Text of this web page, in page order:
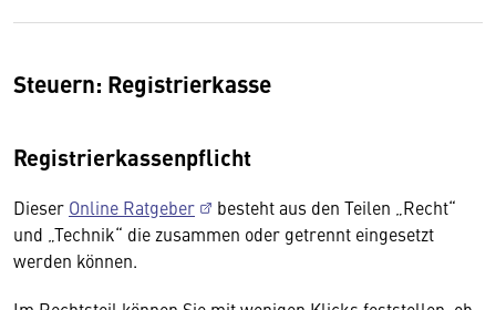
Steuern: Registrierkasse
Registrierkassenpflicht
Dieser Online Ratgeber
besteht aus den Teilen „Recht“
und „Technik“ die zusammen oder getrennt eingesetzt
werden können.